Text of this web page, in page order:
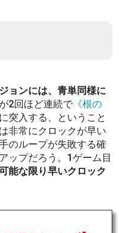
ョンには、青単同様に
2回ほど連続で 《根の
突入する、ということ
非常にクロックが早い
のループが失敗する確
ップだろう。1ゲーム目
能な限り早いクロック